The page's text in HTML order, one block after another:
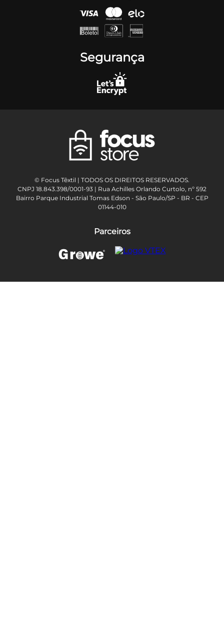
Segurança
© Focus Têxtil | TODOS OS DIREITOS RESERVADOS.
CNPJ 18.843.398/0001-93 | Rua Achilles Orlando Curtolo, nº 592
Bairro Parque Industrial Tomas Edson - São Paulo/SP - BR - CEP
01144-010
Parceiros